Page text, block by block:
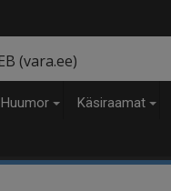
Huumor Käsiraamat